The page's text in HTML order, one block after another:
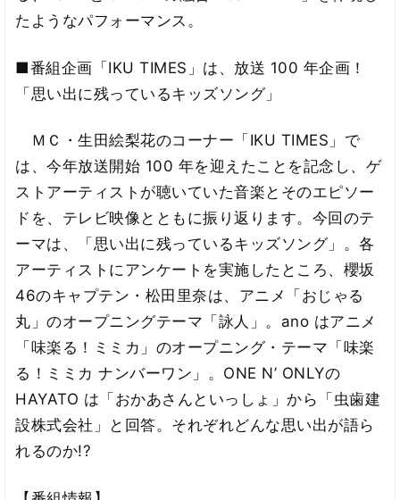
たようなパフォーマンス。
■番組企画「IKU TIMES」は、放送 100 年企画！
「思い出に残っているキッズソング」
ＭＣ・生田絵梨花のコーナー「IKU TIMES」で
は、今年放送開始 100 年を迎えたことを記念し、ゲ
ストアーティストが聴いていた音楽とそのエピソー
ドを、テレビ映像とともに振り返ります。今回のテ
ーマは、「思い出に残っているキッズソング」。各
アーティストにアンケートを実施したところ、櫻坂
46のキャプテン・松田里奈は、アニメ「おじゃる
丸」のオープニングテーマ「詠人」。ano はアニメ
「味楽る！ミミカ」のオープニング・テーマ「味楽
る！ミミカ ナンバーワン」。ONE N’ ONLYの
HAYATO は「おかあさんといっしょ」から「虫歯建
設株式会社」と回答。それぞれどんな思い出が語ら
れるのか!?